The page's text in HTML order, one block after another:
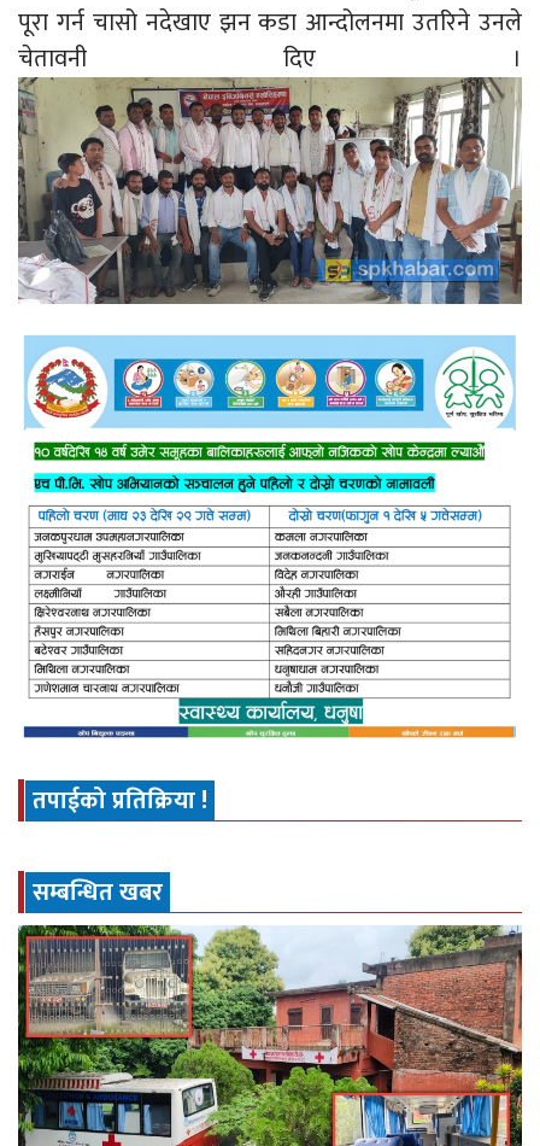
पूरा गर्न चासो नदेखाए झन कडा आन्दोलनमा उतरिने उनले
चेतावनी दिए ।
तपाईको प्रतिक्रिया !
सम्बन्धित खबर